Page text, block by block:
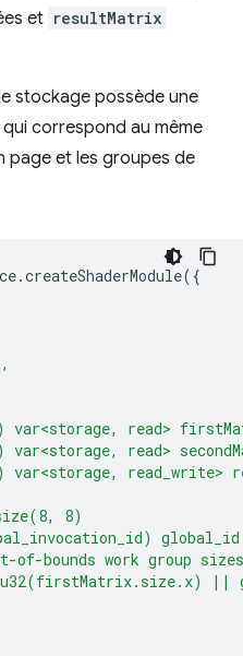
et resultMatrix
stockage possède une
qui correspond au même
page et les groupes de
.createShaderModule({
var<storage, read>
var<storage, read>
var<storage, read_write>
8)
of-bounds work group sizes
||